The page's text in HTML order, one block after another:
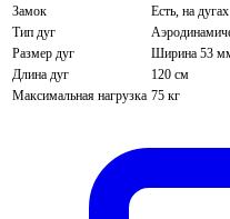
Замок
Есть, на дугах
Тип дуг
Размер дуг
Ширина 53
Длина дуг
120 см
Максимальная нагрузка 75 кг